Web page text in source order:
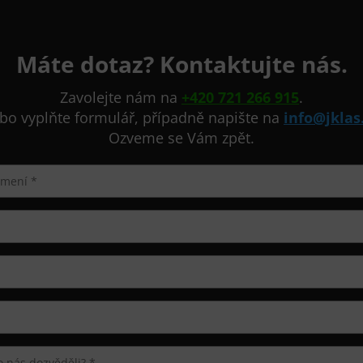
Máte dotaz? Kontaktujte nás.
Zavolejte nám na +420 721 266 915.
vyplňte formulář, případně napište na
Ozveme se Vám zpět.